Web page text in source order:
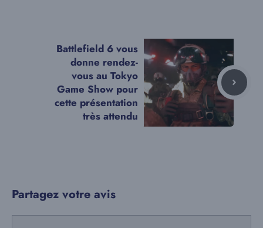
Battlefield 6 vous
donne rendez-
vous au Tokyo
Game Show pour
cette présentation
très attendu
Partagez votre avis